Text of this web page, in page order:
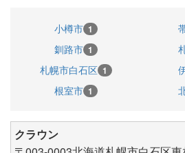
小樽市 1
釧路市 1
札幌市白石区 1
根室市 1
クラウン